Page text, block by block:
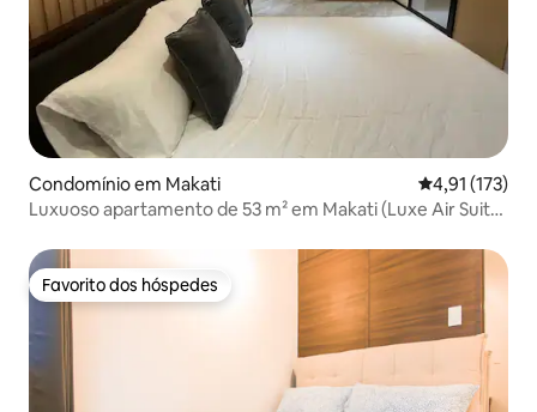
Condomínio em Makati Classificação
4,91 (173)
Luxuoso apartamento de 53 m² em Makati (Luxe Air Suite)
Favorito dos hóspedes
Favorito dos hóspedes